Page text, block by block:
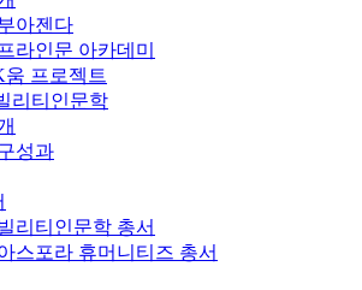
아젠다
라인문 아카데미
움 프로젝트
리티인문학
성과
리티인문학 총서
스포라 휴머니티즈 총서